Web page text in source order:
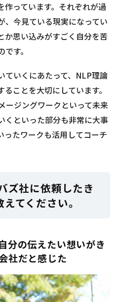
作っています。それぞれが過
、今見ている現実になってい
か思い込みがすごく自分を苦
す。
ていくにあたって、NLP理論
ことを大切にしています。
ージングワークといって未来
くといった部分も非常に大事
ったワークも活用してコーチ
ズ社に依頼したき
てください。
分の伝えたい想いがき
社だと感じた